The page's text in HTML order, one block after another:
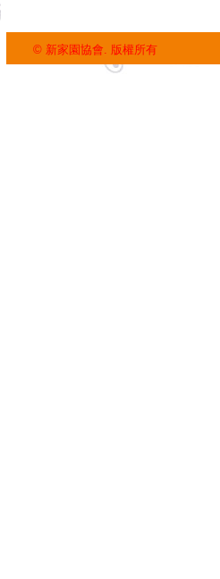
© 新家園協會. 版權所有